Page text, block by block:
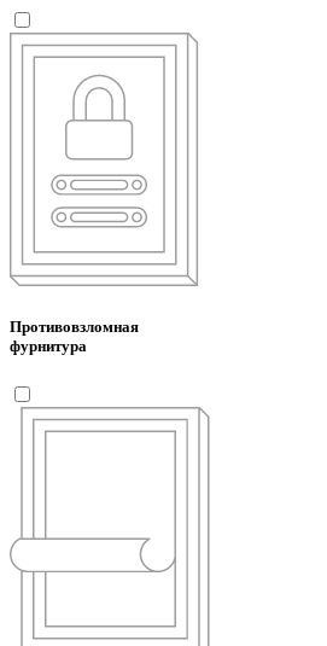
Противовзломная
фурнитура